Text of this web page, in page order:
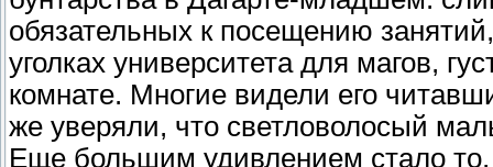
обязательных к посещению
уголках университета для магов,
комнате. Многие видели его
же уверяли, что светловолосый
Еще большим удивлением стало